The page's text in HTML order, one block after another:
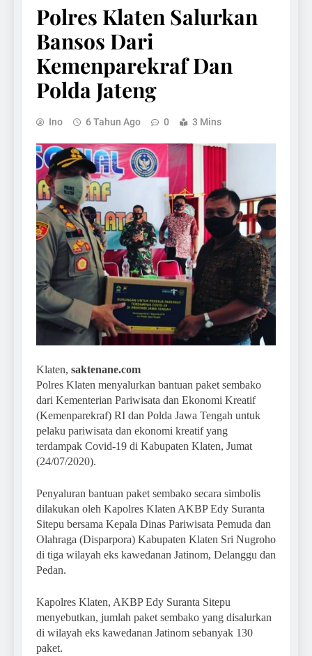
Polres Klaten Salurkan
Bansos Dari
Kemenparekraf Dan
Polda Jateng
Ino 6 Tahun Ago 0 3 Mins
Klaten, saktenane.com
Polres Klaten menyalurkan bantuan paket sembako
dari Kementerian Pariwisata dan Ekonomi Kreatif
(Kemenparekraf) RI dan Polda Jawa Tengah untuk
pelaku pariwisata dan ekonomi kreatif yang
terdampak Covid-19 di Kabupaten Klaten, Jumat
(24/07/2020).
Penyaluran bantuan paket sembako secara simbolis
dilakukan oleh Kapolres Klaten AKBP Edy Suranta
Sitepu bersama Kepala Dinas Pariwisata Pemuda dan
Olahraga (Disparpora) Kabupaten Klaten Sri Nugroho
di tiga wilayah eks kawedanan Jatinom, Delanggu dan
Pedan.
Kapolres Klaten, AKBP Edy Suranta Sitepu
menyebutkan, jumlah paket sembako yang disalurkan
di wilayah eks kawedanan Jatinom sebanyak 130
paket.